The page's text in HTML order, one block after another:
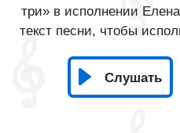
три» в исполнении
текст песни, чтобы
Слушать